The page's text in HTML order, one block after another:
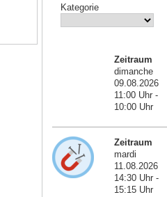
Kategorie
Zeitraum
dimanche
09.08.2026
11:00 Uhr -
10:00 Uhr
Zeitraum
mardi
11.08.2026
14:30 Uhr -
15:15 Uhr